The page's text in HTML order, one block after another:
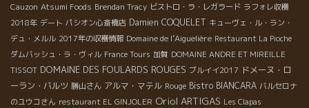
Cauzon Atsumi Foods Brendan Tracy ビストロ・ラ・レガラード ラフォレ収穫
2018年 デート パシオン心斎橋店 Damien COQUELET キューヴェ・ル・ラン・
デュ・メルル 2017年の収穫情報 Domaine de l’Aiguelière Restaurant La Pioche
ダムバッシュ・ラ・ヴィル France Tours 加賀 DOMAINE ANDRE ET MIREILLE
TISSOT DOMAINE DES FOULARDS ROUGES ブルイイ2017 ドメーヌ・ロ
ーラン・バルツ 勝山さん アルマ・マテル Rouge Bistro BIANCARA バルセロナ
のユウコさん restaurant EL GINJOLER Oriol ARTIGAS Les Clapas